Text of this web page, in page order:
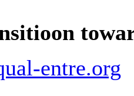
entre.org